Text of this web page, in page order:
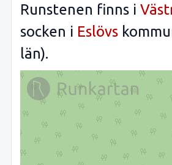
Runstenen finns i
socken i Eslövs
län).